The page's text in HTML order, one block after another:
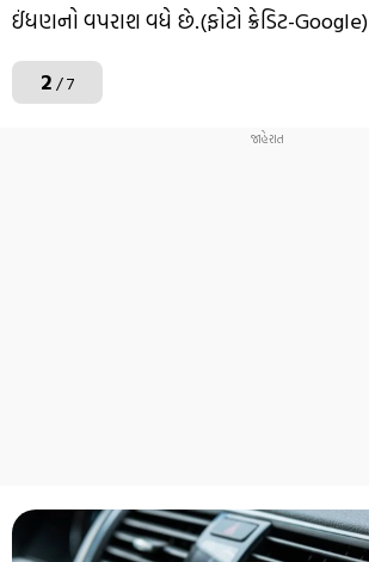
ઈંધણનો વપરાશ વધે છે.(ફોટો ક્રેડિટ-Google)
2/ 7